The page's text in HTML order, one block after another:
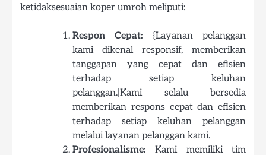
ketidaksesuaian koper umroh meliputi:
Respon Cepat: {Layanan pelanggan
kami dikenal responsif, memberikan
tanggapan yang cepat dan efisien
terhadap setiap keluhan
pelanggan.|Kami selalu bersedia
memberikan respons cepat dan efisien
terhadap setiap keluhan pelanggan
melalui layanan pelanggan kami.
Profesionalisme: Kami memiliki tim